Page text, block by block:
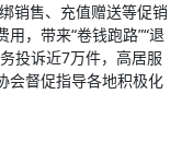
销售、充值赠送等促销
，带来“卷钱跑路”“退
投诉近7万件，高居服
会督促指导各地积极化